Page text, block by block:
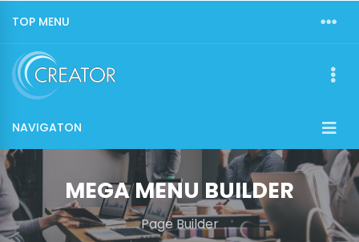
TOP MENU
NAVIGATON
MEGA MENU BUILDER
Page Builder